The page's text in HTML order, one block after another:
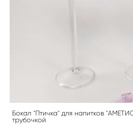
Бокал "Птичка" для напитков
трубочкой